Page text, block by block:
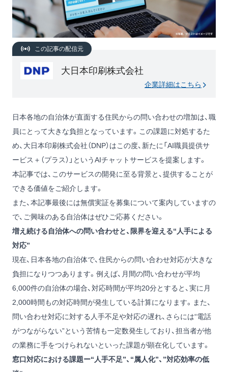
この記事の配信元
大日本印刷株式会社
企業詳細はこちら
日本各地の自治体が直面する住民からの問い合わせの増加は、職
員にとって大きな負担となっています。この課題に対処するた
め、大日本印刷株式会社（DNP）はこの度、新たに「AI職員提供サ
ービス＋（プラス）」というAIチャットサービスを提案します。
本記事では、このサービスの開発に至る背景と、提供することが
できる価値をご紹介します。
また、本記事最後には無償実証を募集について案内していますの
で、ご興味のある自治体はぜひご応募ください。
増え続ける自治体への問い合わせと、限界を迎える“人手による
対応”
現在、日本各地の自治体で、住民からの問い合わせ対応が大きな
負担になりつつあります。例えば、月間の問い合わせが平均
6,000件の自治体の場合、対応時間が平均20分とすると、実に月
2,000時間もの対応時間が発生している計算になります。また、
問い合わせ対応に対する人手不足や対応の遅れ、さらには“電話
がつながらない”という苦情も一定数発生しており、担当者が他
の業務に手をつけられないといった課題が顕在化しています。
窓口対応における課題ー“人手不足”、“属人化”、”対応効率の低